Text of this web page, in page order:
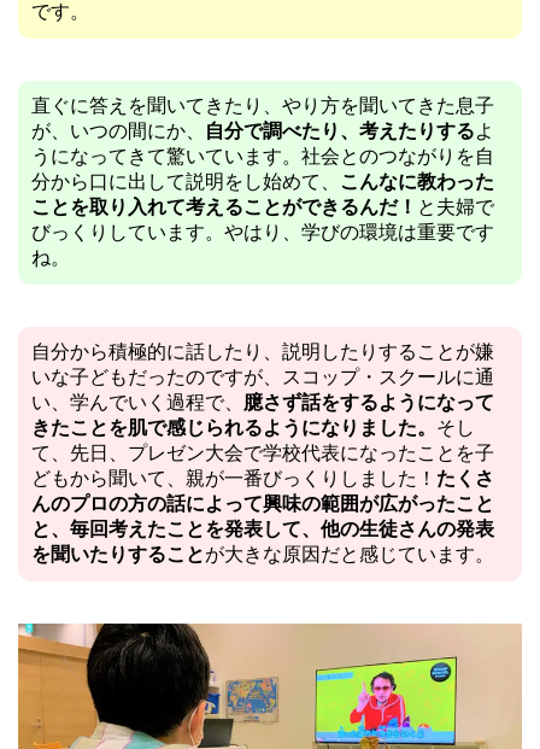
です。
直ぐに答えを聞いてきたり、やり方を聞いてきた息子
が、いつの間にか、
自分で調べたり、考えたりするよ
うになってきて驚いています。社会とのつながりを自
分から口に出して説明をし始めて、 こんなに教わった
ことを取り入れて考えることができるんだ！ と夫婦で
びっくりしています。やはり、学びの環境は重要です
ね。
自分から積極的に話したり、説明したりすることが嫌
いな子どもだったのですが、スコップ・スクールに通
い、学んでいく過程で、 臆さず話をするようになって
きたことを肌で感じられるようになりました。 そし
て、先日、プレゼン大会で学校代表になったことを子
どもから聞いて、親が一番びっくりしました！ たくさ
んのプロの方の話によって興味の範囲が広がったこと
と、毎回考えたことを発表して、他の生徒さんの発表
を聞いたりすることが大きな原因だと感じています。